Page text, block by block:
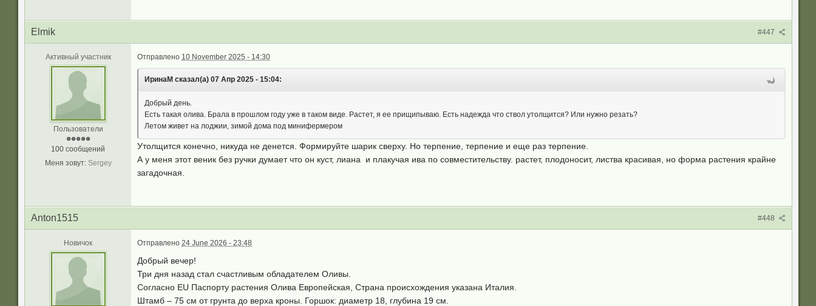
#447
Elmik
Активный участник
Пользователи
100 сообщений
Меня зовут: Sergey
Отправлено 10 November 2025 - 14:30
ИринаМ сказал(а) 07 Апр 2025 - 15:04:
Добрый день.
Есть такая олива. Брала в прошлом году уже в таком виде. Растет, я ее прищипываю. Есть надежда что ствол утолщится? Или нужно резать?
Летом живет на лоджии, зимой дома под минифермером
Утолщится конечно, никуда не денется. Формируйте шарик сверху. Но терпение, терпение и еще раз терпение.
А у меня этот веник без ручки думает что он куст, лиана и плакучая ива по совместительству. растет, плодоносит, листва красивая, но форма растения крайне
загадочная.
#448
Anton1515
Новичок Отправлено 24 June 2026 - 23:48
Добрый вечер!
Три дня назад стал счастливым обладателем Оливы.
Согласно EU Паспорту растения Олива Европейская, Страна происхождения указана Италия.
Штамб – 75 см от грунта до верха кроны. Горшок: диаметр 18, глубина 19 см.